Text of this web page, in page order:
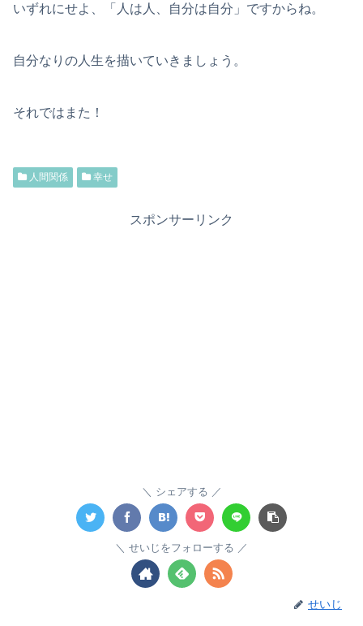
いずれにせよ、「人は人、自分は自分」ですからね。
自分なりの人生を描いていきましょう。
それではまた！
人間関係 幸せ
スポンサーリンク
シェアする
せいじをフォローする
せいじ